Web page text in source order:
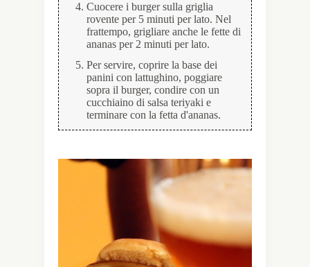
Cuocere i burger sulla griglia
rovente per 5 minuti per lato. Nel
frattempo, grigliare anche le fette di
ananas per 2 minuti per lato.
Per servire, coprire la base dei
panini con lattughino, poggiare
sopra il burger, condire con un
cucchiaino di salsa teriyaki e
terminare con la fetta d'ananas.